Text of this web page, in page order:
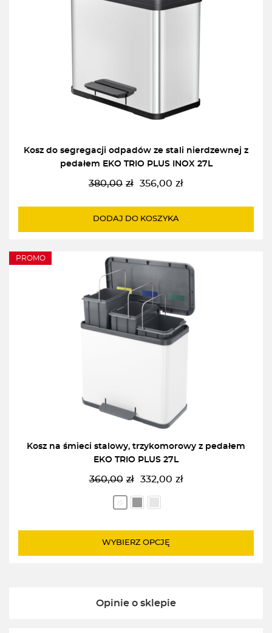
Kosz do segregacji odpadów ze stali nierdzewnej z
pedałem EKO TRIO PLUS INOX 27L
380,00 zł
Pierwotna
wynosiła:
356,00 zł
Aktualna
wynosi:
DODAJ DO KOSZYKA
PROMO
Kosz na śmieci stalowy, trzykomorowy z pedałem
EKO TRIO PLUS 27L
360,00 zł
Pierwotna
cena
wynosiła:
332,00 zł
Aktualna
cena
wynosi:
WYBIERZ OPCJĘ
Opinie o sklepie